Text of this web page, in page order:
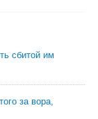
сбитой им
за вора,